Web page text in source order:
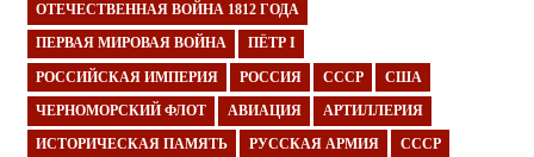
ОТЕЧЕСТВЕННАЯ ВОЙНА 1812 ГОДА
ПЕРВАЯ МИРОВАЯ ВОЙНА ПЁТР I
РОССИЙСКАЯ ИМПЕРИЯ РОССИЯ СССР США
ЧЕРНОМОРСКИЙ ФЛОТ АВИАЦИЯ АРТИЛЛЕРИЯ
ИСТОРИЧЕСКАЯ ПАМЯТЬ РУССКАЯ АРМИЯ СССР